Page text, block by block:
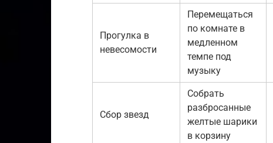
Прогулка в
невесомости
Перемещаться
по комнате в
медленном
темпе под
музыку
Сбор звезд
Собрать
разбросанные
желтые шарики
в корзину